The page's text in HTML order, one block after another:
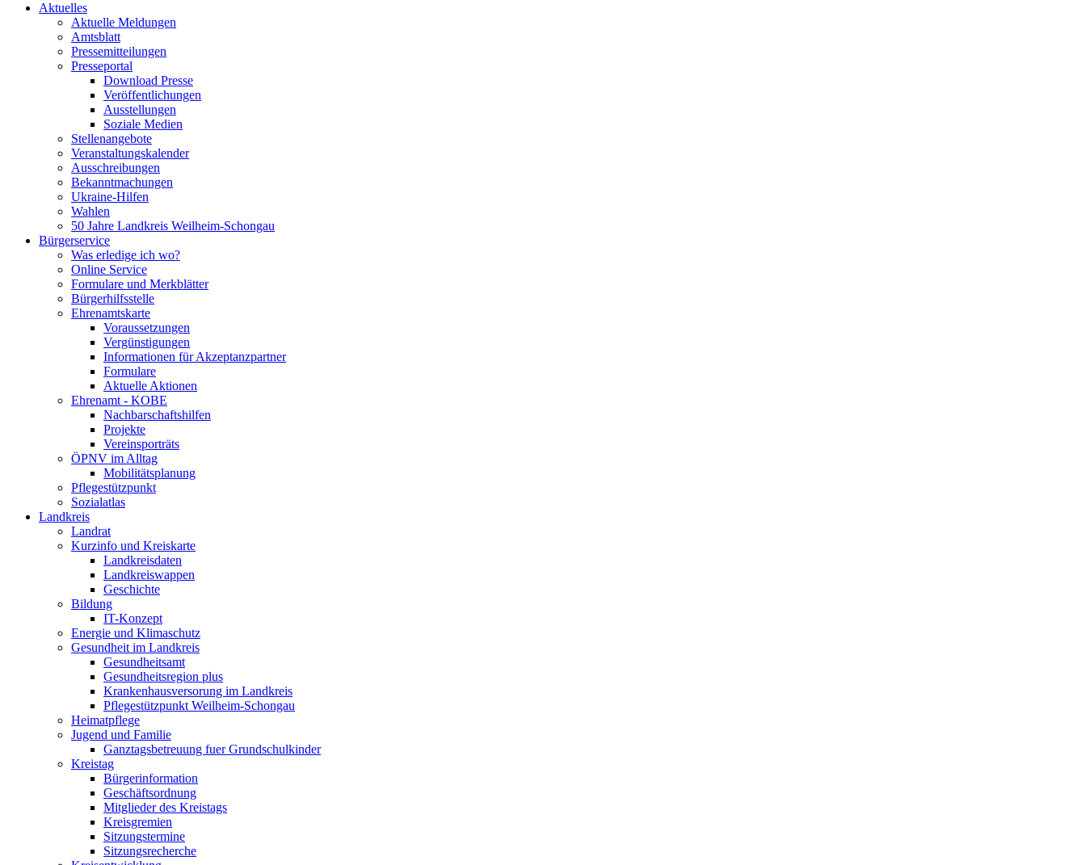
Aktuelles
Aktuelle Meldungen
Amtsblatt
Pressemitteilungen
Presseportal
Download Presse
Veröffentlichungen
Ausstellungen
Soziale Medien
Stellenangebote
Veranstaltungskalender
Ausschreibungen
Bekanntmachungen
Ukraine-Hilfen
Wahlen
50 Jahre Landkreis Weilheim-Schongau
Bürgerservice
Was erledige ich wo?
Online Service
Formulare und Merkblätter
Bürgerhilfsstelle
Ehrenamtskarte
Voraussetzungen
Vergünstigungen
Informationen für Akzeptanzpartner
Formulare
Aktuelle Aktionen
Ehrenamt - KOBE
Nachbarschaftshilfen
Projekte
Vereinsporträts
ÖPNV im Alltag
Mobilitätsplanung
Pflegestützpunkt
Sozialatlas
Landkreis
Landrat
Kurzinfo und Kreiskarte
Landkreisdaten
Landkreiswappen
Geschichte
Bildung
IT-Konzept
Energie und Klimaschutz
Gesundheit im Landkreis
Gesundheitsamt
Gesundheitsregion plus
Krankenhausversorung im Landkreis
Pflegestützpunkt Weilheim-Schongau
Heimatpflege
Jugend und Familie
Ganztagsbetreuung fuer Grundschulkinder
Kreistag
Bürgerinformation
Geschäftsordnung
Mitglieder des Kreistags
Kreisgremien
Sitzungstermine
Sitzungsrecherche